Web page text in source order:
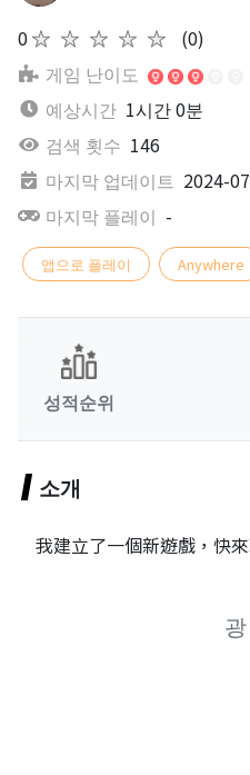
0★★★★★
(0)
게임 난이도
예상시간 1시간 0분
검색 횟수 146
마지막 업데이트 2024-
마지막 플레이 -
앱으로 플레이 Anywhere
성적순위
소개
我建立了一個新遊戲，快